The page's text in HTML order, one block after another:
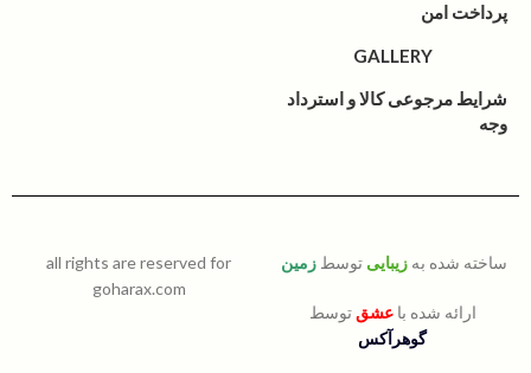
پرداخت امن
GALLERY
شرایط مرجوعی کالا و استرداد
وجه
ساخته شده به زیبایی توسط زمین
ارائه شده باعشق توسط
گوهرآکس
all rights are reserved for
goharax.com